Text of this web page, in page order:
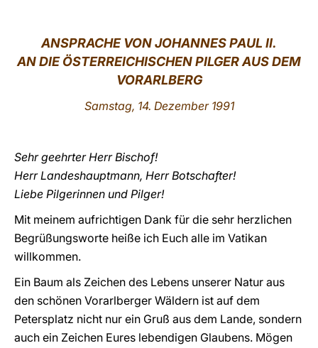
ANSPRACHE VON JOHANNES PAUL II.
AN DIE ÖSTERREICHISCHEN PILGER AUS DEM
VORARLBERG
Samstag, 14. Dezember 1991
Sehr geehrter Herr Bischof!
Herr Landeshauptmann, Herr Botschafter!
Liebe Pilgerinnen und Pilger!
Mit meinem aufrichtigen Dank für die sehr herzlichen
Begrüßungsworte heiße ich Euch alle im Vatikan
willkommen.
Ein Baum als Zeichen des Lebens unserer Natur aus
den schönen Vorarlberger Wäldern ist auf dem
Petersplatz nicht nur ein Gruß aus dem Lande, sondern
auch ein Zeichen Eures lebendigen Glaubens. Mögen